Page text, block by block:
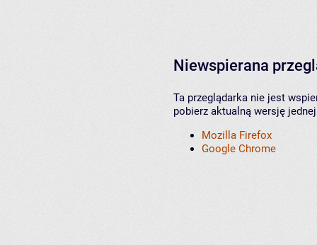
Niewspierana
Ta przeglądarka nie jest
pobierz aktualną wersję
Mozilla Firefox
Google Chrome